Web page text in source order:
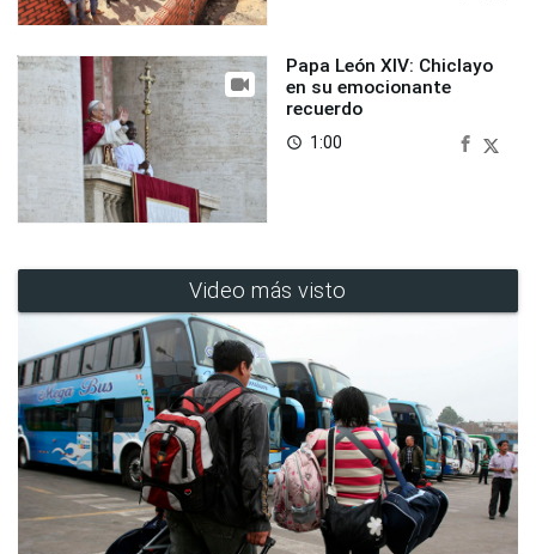
Papa León XIV: Chiclayo
en su emocionante
recuerdo
access_time 1:00
Video más visto